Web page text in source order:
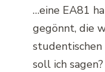
…eine EA81
gegönnt, die
soll ich